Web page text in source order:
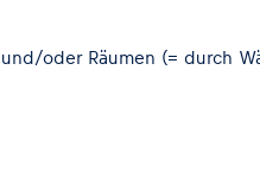
oder Räumen (= durch